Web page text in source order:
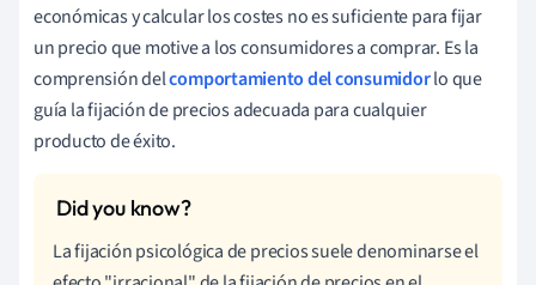
económicas y calcular los costes no es suficiente para fijar
un precio que motive a los consumidores a comprar. Es la
comprensión delcomportamiento del consumidorlo que
guía la fijación de precios adecuada para cualquier
producto de éxito.
La fijación psicológica de precios suele denominarse el